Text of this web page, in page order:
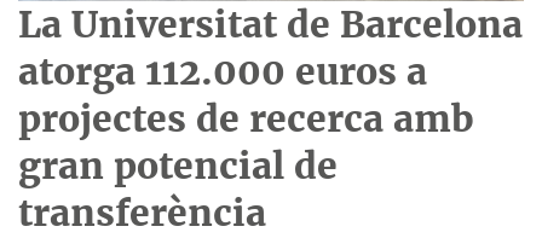
La Universitat de Barcelona
atorga 112.000 euros a
projectes de recerca amb
gran potencial de
transferència